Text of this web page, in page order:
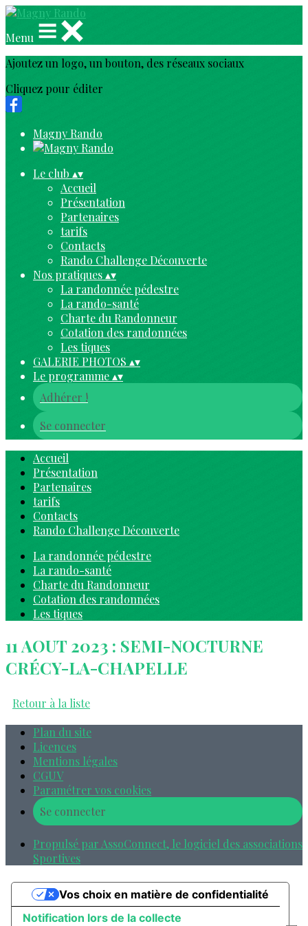
Menu
Ajoutez un logo, un bouton, des réseaux sociaux
Cliquez pour éditer
Magny Rando
Le club ▴▾
Accueil
Présentation
Partenaires
tarifs
Contacts
Rando Challenge Découverte
Nos pratiques▴▾
La randonnée pédestre
La rando-santé
Charte du Randonneur
Cotation des randonnées
Les tiques
GALERIE PHOTOS ▴▾
Le programme▴▾
Adhérer !
Se connecter
Accueil
Présentation
Partenaires
tarifs
Contacts
Rando Challenge Découverte
La randonnée pédestre
La rando-santé
Charte du Randonneur
Cotation des randonnées
Les tiques
11 AOUT 2023 : SEMI-NOCTURNE
CRÉCY-LA-CHAPELLE
Retour à la liste
Plan du site
Licences
Mentions légales
CGUV
Paramétrer vos cookies
Se connecter
Propulsé par AssoConnect, le logiciel des associations
Sportives
Notification lors de la collecte
Vos choix en matière de confidentialité